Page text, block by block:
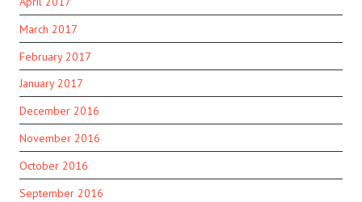
March 2017
February 2017
January 2017
December 2016
November 2016
October 2016
September 2016